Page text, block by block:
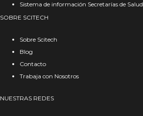
Sistema de información Secretarías de Salud
SOBRE SCITECH
Sobre Scitech
Blog
Contacto
Trabaja con Nosotros
NUESTRAS REDES